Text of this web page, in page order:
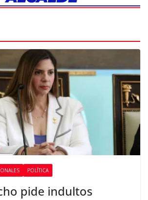
POLÍTICA
pide indultos